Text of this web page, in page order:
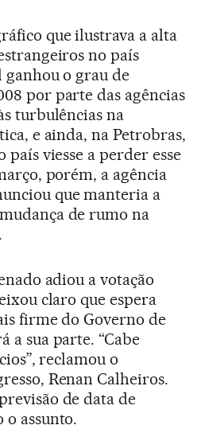
que ilustrava a alta
no país
o grau de
por parte das agências
turbulências na
e ainda, na Petrobras,
país viesse a perder esse
porém, a agência
que manteria a
de rumo na
adiou a votação
claro que espera
firme do Governo de
a sua parte. “Cabe
reclamou o
Renan Calheiros.
de data de
o assunto.